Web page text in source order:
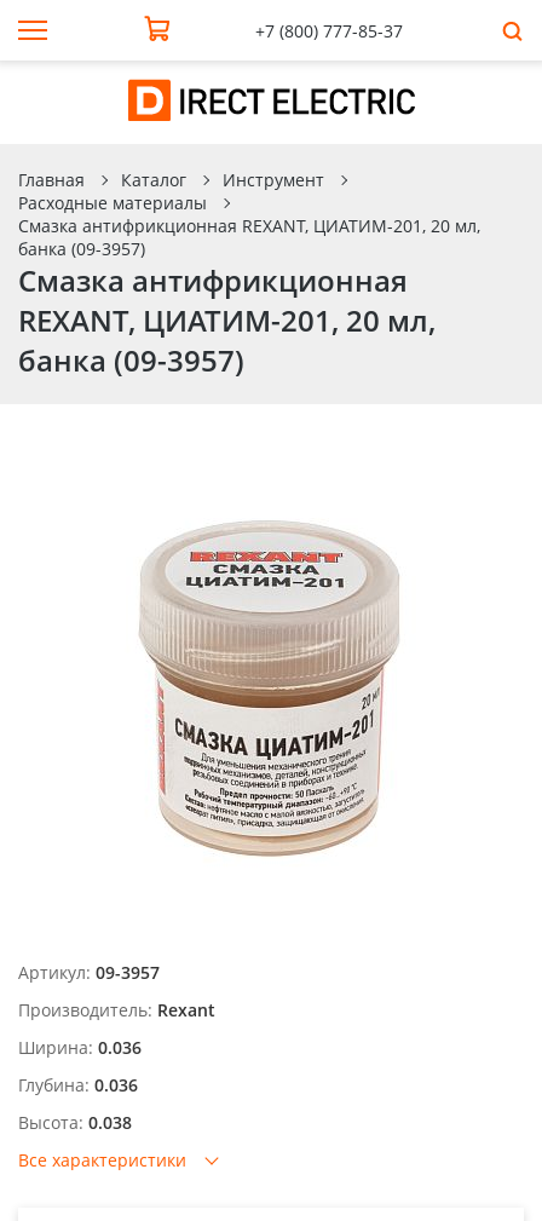
+7 (800) 777-85-37
Главная Каталог
Инструмент
Расходные материалы
Смазка антифрикционная REXANT, ЦИАТИМ-201, 20 мл,
банка (09-3957)
Смазка антифрикционная
REXANT, ЦИАТИМ-201, 20 мл,
банка (09-3957)
Артикул: 09-3957
Производитель: Rexant
Ширина: 0.036
Глубина: 0.036
Высота: 0.038
Все характеристики